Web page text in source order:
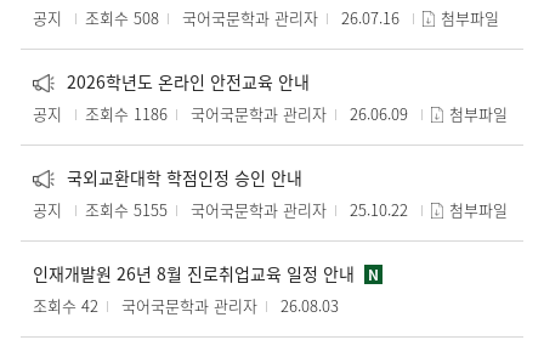
공지 조회수 508 국어국문학과 관리자 26.07.16 첨부파일
2026학년도 온라인 안전교육 안내
공지 조회수 1186 국어국문학과 관리자 26.06.09 첨부파일
국외교환대학 학점인정 승인 안내
공지 조회수 5155 국어국문학과 관리자 25.10.22 첨부파일
인재개발원 26년 8월 진로취업교육 일정 안내 N
조회수 42 국어국문학과 관리자 26.08.03